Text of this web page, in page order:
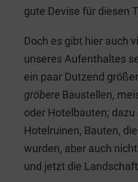
gute Devise für diesen
Doch es gibt hier auch
unseres Aufenthaltes
ein paar Dutzend
gröbere Baustellen,
oder Hotelbauten;
Hotelruinen, Bauten,
wurden, aber auch
und jetzt die